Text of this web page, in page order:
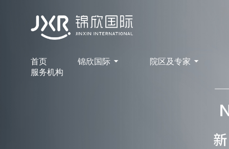
首页 锦欣国际
院区及专家
服务机构